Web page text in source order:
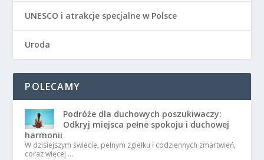
UNESCO i atrakcje specjalne w Polsce
Uroda
POLECAMY
Podróże dla duchowych poszukiwaczy:
Odkryj miejsca pełne spokoju i duchowej
harmonii
W dzisiejszym świecie, pełnym zgiełku i codziennych zmartwień,
coraz więcej …